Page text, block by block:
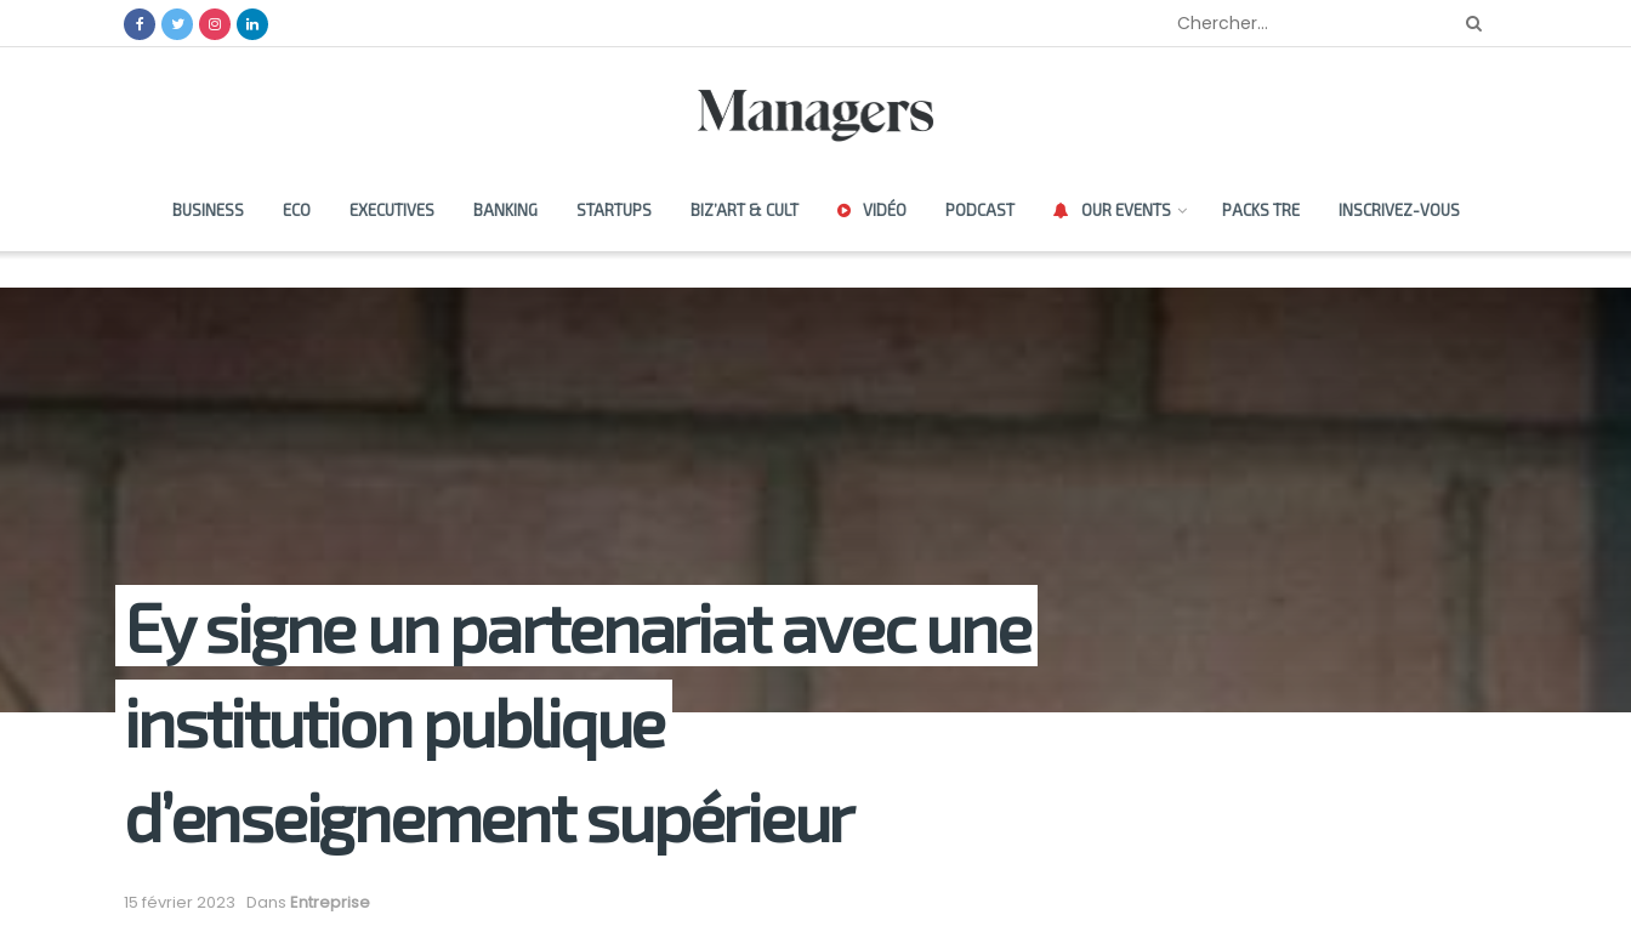
BUSINESS ECO EXECUTIVES BANKING STARTUPS BIZ’ART & CULT VIDÉO PODCAST OUR EVENTS PACKS TRE INSCRIVEZ-VOUS
Ey signe un partenariat avec une
institution publique
d’enseignement supérieur
15 février 2023 Dans Entreprise